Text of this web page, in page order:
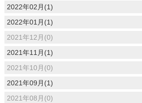
2022年02月(1)
2022年01月(1)
2021年12月(0)
2021年11月(1)
2021年10月(0)
2021年09月(1)
2021年08月(0)